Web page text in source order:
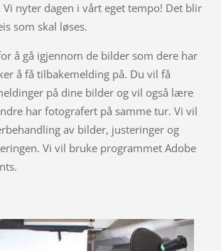
Vi nyter dagen i vårt eget tempo! Det blir
som skal løses.
å gå igjennom de bilder som dere har
å få tilbakemelding på. Du vil få
på dine bilder og vil også lære
har fotografert på samme tur. Vi vil
av bilder, justeringer og
Vi vil bruke programmet Adobe